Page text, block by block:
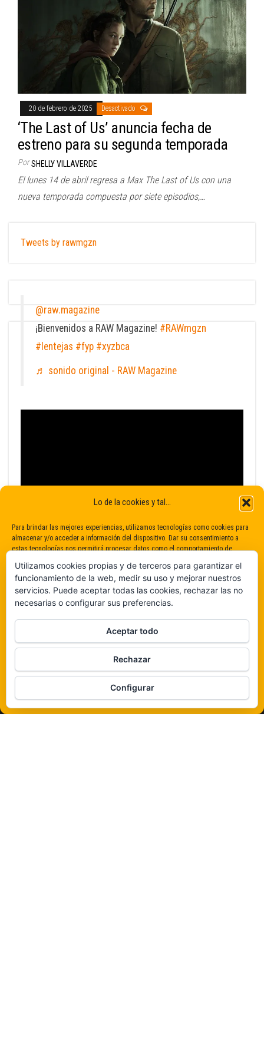
Lo de la cookies y tal...
Para brindar las mejores experiencias, utilizamos tecnologías como cookies para
almacenar y/o acceder a información del dispositivo. Dar su consentimiento a
estas tecnologías nos permitirá procesar datos como el comportamiento de
consentimiento puede afectar negativamente a determinadas características y
funciones.
De ninguna manera
Veámos que hay aquí
Política de cookies
20 de febrero de 2025 Desactivado
‘The Last of Us’ anuncia fecha de
estreno para su segunda temporada
Por SHELLY VILLAVERDE
El lunes 14 de abril regresa a Max The Last of Us con una
nueva temporada compuesta por siete episodios,…
Tweets by rawmgzn
@raw.magazine
¡Bienvenidos a RAW Magazine! #RAWmgzn
#lentejas #fyp #xyzbca
♬ sonido original - RAW Magazine
Funciona gracias aWordPress |Tema:Envo Magazine
Utilizamos cookies propias y de terceros para garantizar el
funcionamiento de la web, medir su uso y mejorar nuestros
servicios. Puede aceptar todas las cookies, rechazar las no
necesarias o configurar sus preferencias.
Aceptar todo
Rechazar
Configurar